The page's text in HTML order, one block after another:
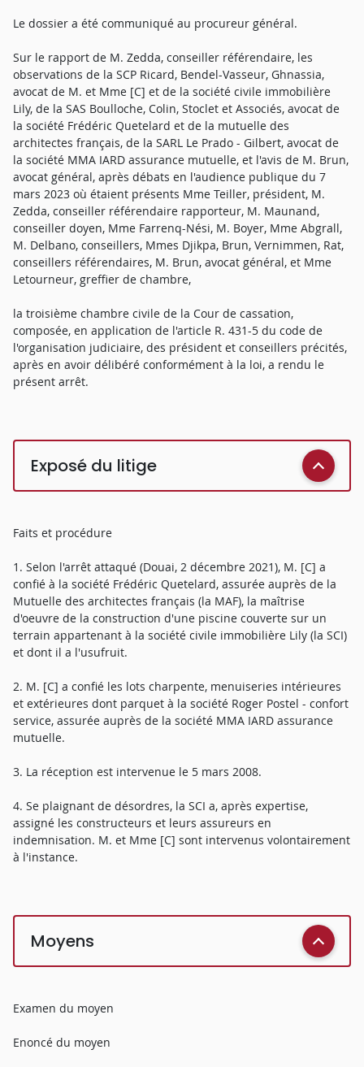
Le dossier a été communiqué au procureur général.
Sur le rapport de M. Zedda, conseiller référendaire, les
observations de la SCP Ricard, Bendel-Vasseur, Ghnassia,
avocat de M. et Mme [C] et de la société civile immobilière
Lily, de la SAS Boulloche, Colin, Stoclet et Associés, avocat de
la société Frédéric Quetelard et de la mutuelle des
architectes français, de la SARL Le Prado - Gilbert, avocat de
la société MMA IARD assurance mutuelle, et l'avis de M. Brun,
avocat général, après débats en l'audience publique du 7
mars 2023 où étaient présents Mme Teiller, président, M.
Zedda, conseiller référendaire rapporteur, M. Maunand,
conseiller doyen, Mme Farrenq-Nési, M. Boyer, Mme Abgrall,
M. Delbano, conseillers, Mmes Djikpa, Brun, Vernimmen, Rat,
conseillers référendaires, M. Brun, avocat général, et Mme
Letourneur, greffier de chambre,
la troisième chambre civile de la Cour de cassation,
composée, en application de l'article R. 431-5 du code de
l'organisation judiciaire, des président et conseillers précités,
après en avoir délibéré conformément à la loi, a rendu le
présent arrêt.
Exposé du litige
Faits et procédure
1. Selon l'arrêt attaqué (Douai, 2 décembre 2021), M. [C] a
confié à la société Frédéric Quetelard, assurée auprès de la
Mutuelle des architectes français (la MAF), la maîtrise
d'oeuvre de la construction d'une piscine couverte sur un
terrain appartenant à la société civile immobilière Lily (la SCI)
et dont il a l'usufruit.
2. M. [C] a confié les lots charpente, menuiseries intérieures
et extérieures dont parquet à la société Roger Postel - confort
service, assurée auprès de la société MMA IARD assurance
mutuelle.
3. La réception est intervenue le 5 mars 2008.
4. Se plaignant de désordres, la SCI a, après expertise,
assigné les constructeurs et leurs assureurs en
indemnisation. M. et Mme [C] sont intervenus volontairement
à l'instance.
Moyens
Examen du moyen
Enoncé du moyen